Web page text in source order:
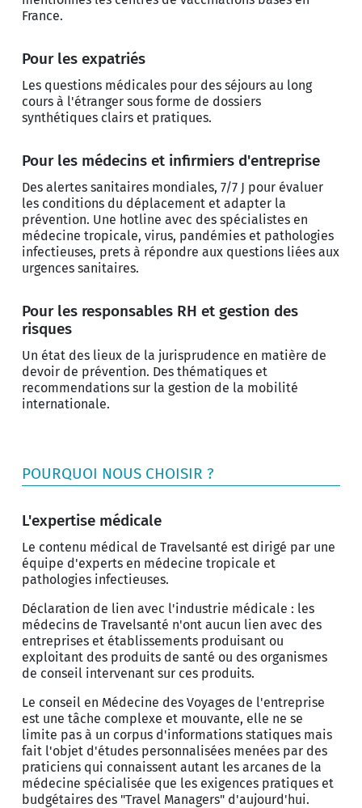
France.
Pour les expatriés
Les questions médicales pour des séjours au long
cours à l'étranger sous forme de dossiers
synthétiques clairs et pratiques.
Pour les médecins et infirmiers d'entreprise
Des alertes sanitaires mondiales, 7/7 J pour évaluer
les conditions du déplacement et adapter la
prévention. Une hotline avec des spécialistes en
médecine tropicale, virus, pandémies et pathologies
infectieuses, prets à répondre aux questions liées aux
urgences sanitaires.
Pour les responsables RH et gestion des
risques
Un état des lieux de la jurisprudence en matière de
devoir de prévention. Des thématiques et
recommendations sur la gestion de la mobilité
internationale.
POURQUOI NOUS CHOISIR ?
L'expertise médicale
Le contenu médical de Travelsanté est dirigé par une
équipe d'experts en médecine tropicale et
pathologies infectieuses.
Déclaration de lien avec l'industrie médicale : les
médecins de Travelsanté n'ont aucun lien avec des
entreprises et établissements produisant ou
exploitant des produits de santé ou des organismes
de conseil intervenant sur ces produits.
Le conseil en Médecine des Voyages de l'entreprise
est une tâche complexe et mouvante, elle ne se
limite pas à un corpus d'informations statiques mais
fait l'objet d'études personnalisées menées par des
praticiens qui connaissent autant les arcanes de la
médecine spécialisée que les exigences pratiques et
budgétaires des "Travel Managers" d'aujourd'hui.